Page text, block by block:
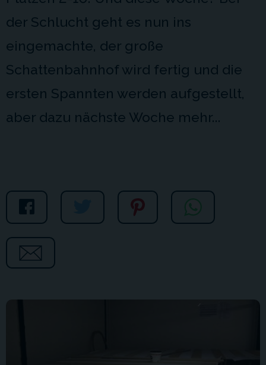
der Schlucht geht es nun ins
eingemachte, der große
Schattenbahnhof wird fertig und die
ersten Spannten werden aufgestellt,
aber dazu nächste Woche mehr...